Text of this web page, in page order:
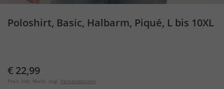
Poloshirt, Basic, Halbarm, Piqué, L bis 10XL
€ 22,99
Preis inkl. MwSt. zzgl. Versandkosten